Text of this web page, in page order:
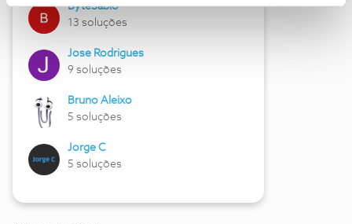
ByteSábio
13 soluções
Jose Rodrigues
9 soluções
Bruno Aleixo
5 soluções
Jorge C
5 soluções